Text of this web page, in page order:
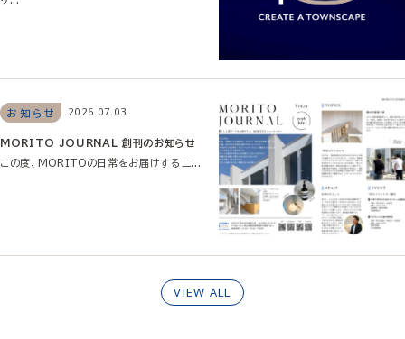
お知らせ 2026.07.03
MORITO JOURNAL 創刊のお知らせ
この度、MORITOの日常をお届けするニ...
VIEW ALL